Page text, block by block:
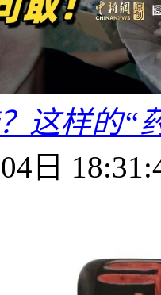
这样的“
日